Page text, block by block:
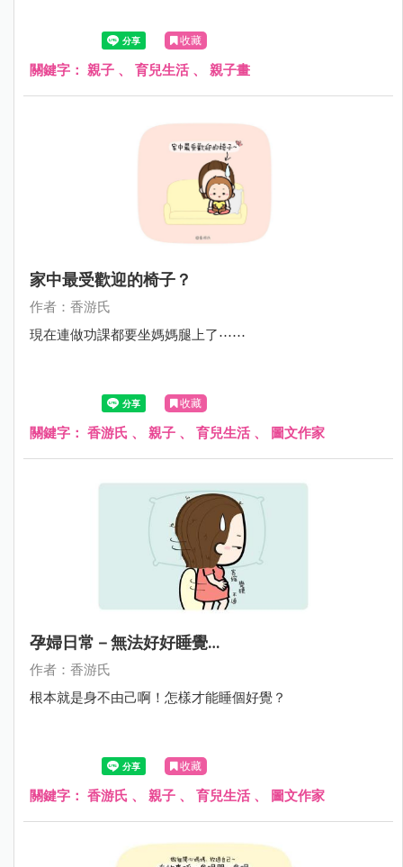
收藏
關鍵字： 親子 、 育兒生活、 親子畫
家中最受歡迎的椅子？
作者：香游氏
現在連做功課都要坐媽媽腿上了⋯⋯
收藏
關鍵字： 香游氏 、 親子 、 育兒生活、 圖文作家
孕婦日常－無法好好睡覺…
作者：香游氏
根本就是身不由己啊！怎樣才能睡個好覺？
收藏
關鍵字： 香游氏 、 親子 、 育兒生活、 圖文作家